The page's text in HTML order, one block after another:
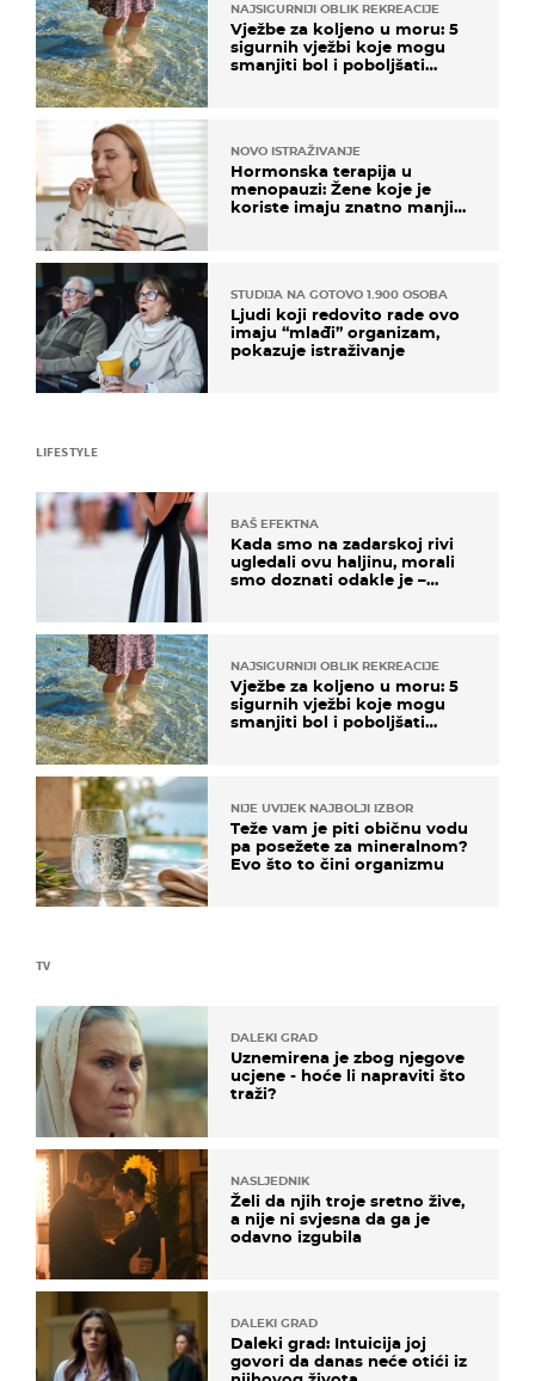
NAJSIGURNIJI OBLIK REKREACIJE
Vježbe za koljeno u moru: 5
sigurnih vježbi koje mogu
smanjiti bol i poboljšati
NOVO ISTRAŽIVANJE
Hormonska terapija u
menopauzi: Žene koje je
koriste imaju znatno manji
STUDIJA NA GOTOVO 1.900 OSOBA
Ljudi koji redovito rade ovo
imaju “mlađi” organizam,
pokazuje istraživanje
TV
DALEKI GRAD
Uznemirena je zbog njegove
ucjene - hoće li napraviti što
traži?
NASLJEDNIK
Želi da njih troje sretno žive,
a nije ni svjesna da ga je
odavno izgubila
DALEKI GRAD
Daleki grad: Intuicija joj
govori da danas neće otići iz
LIFESTYLE
BAŠ EFEKTNA
Kada smo na zadarskoj rivi
ugledali ovu haljinu, morali
smo doznati odakle je –
NAJSIGURNIJI OBLIK REKREACIJE
Vježbe za koljeno u moru: 5
sigurnih vježbi koje mogu
smanjiti bol i poboljšati
NIJE UVIJEK NAJBOLJI IZBOR
Teže vam je piti običnu vodu
pa posežete za mineralnom?
Evo što to čini organizmu